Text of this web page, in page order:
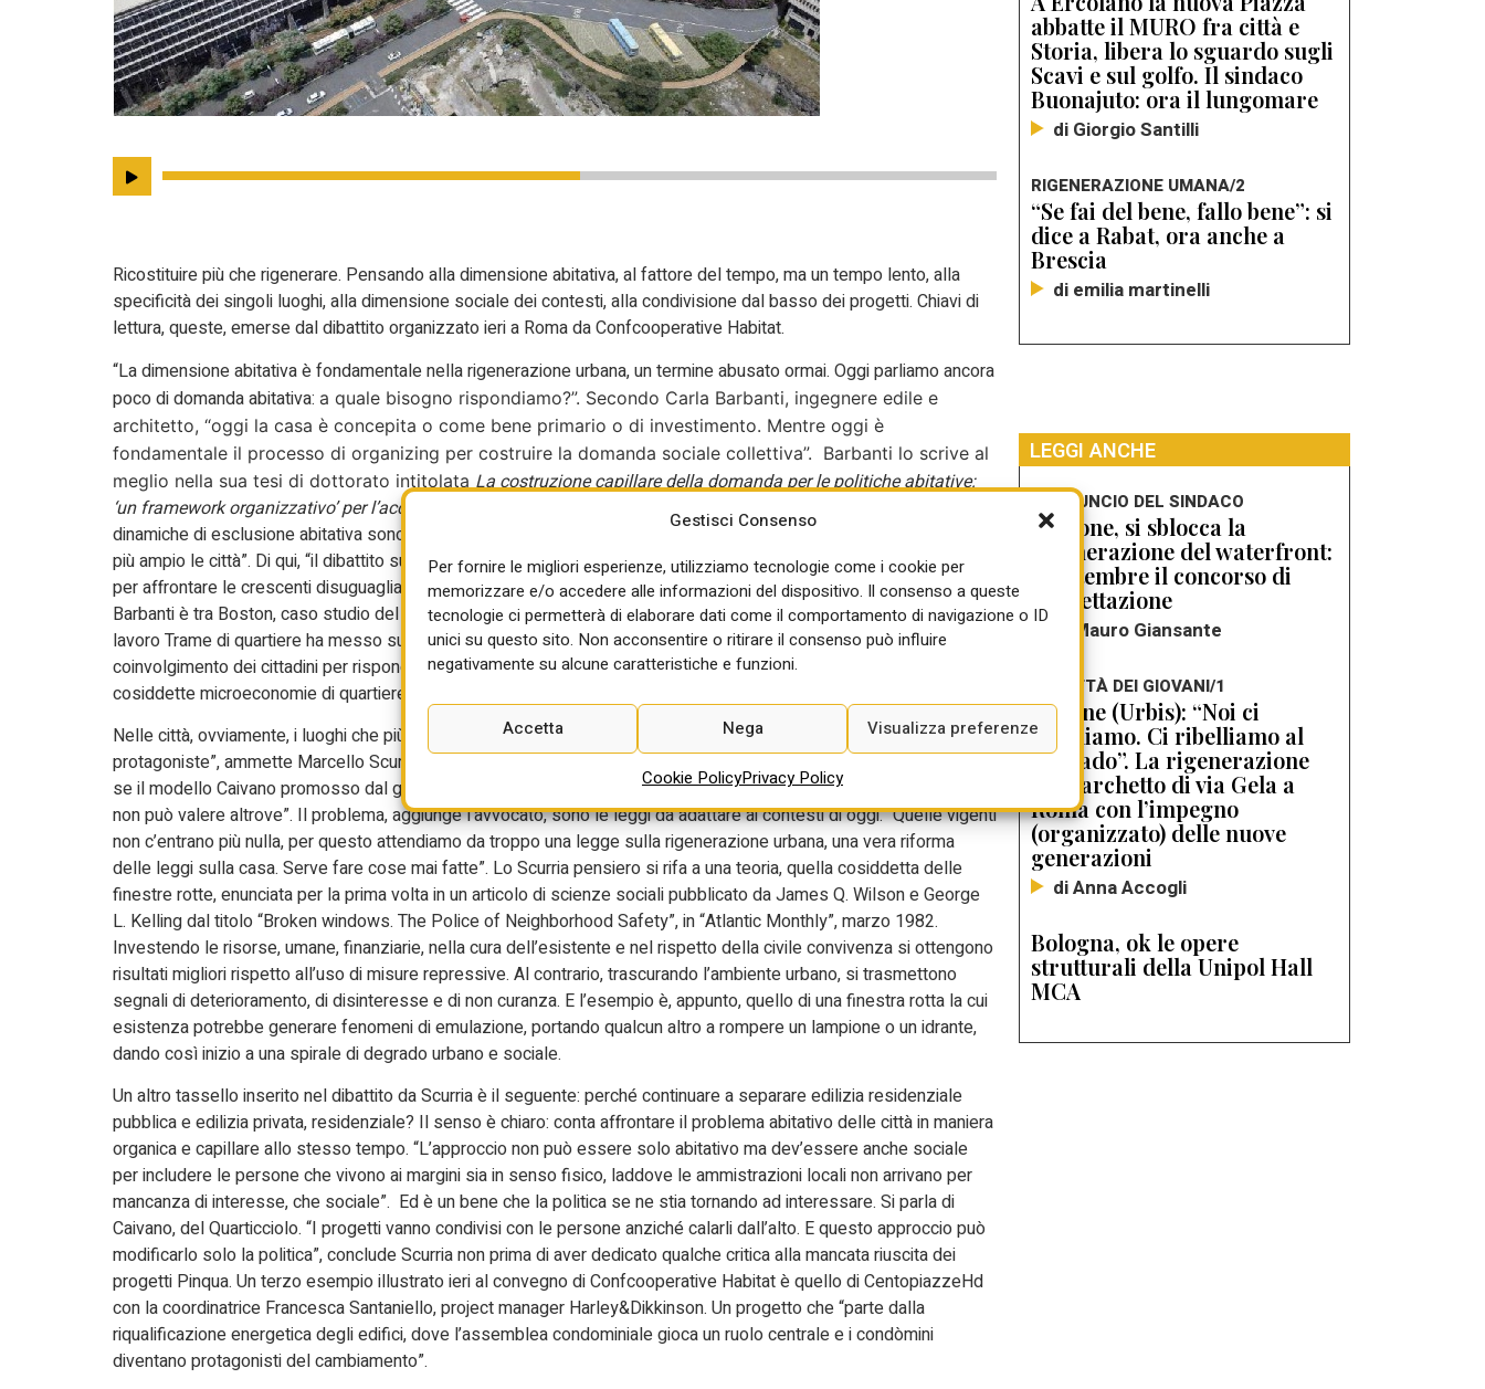
Gestisci Consenso
Per fornire le migliori esperienze, utilizziamo tecnologie come i cookie per
memorizzare e/o accedere alle informazioni del dispositivo. Il consenso a queste
tecnologie ci permetterà di elaborare dati come il comportamento di navigazione o ID
unici su questo sito. Non acconsentire o ritirare il consenso può influire
negativamente su alcune caratteristiche e funzioni.
Accetta Nega Visualizza preferenze
Cookie PolicyPrivacy Policy
Ricostituire più che rigenerare. Pensando alla dimensione abitativa, al fattore del tempo, ma un tempo lento, alla
specificità dei singoli luoghi, alla dimensione sociale dei contesti, alla condivisione dal basso dei progetti. Chiavi di
lettura, queste, emerse dal dibattito organizzato ieri a Roma da Confcooperative Habitat.
“La dimensione abitativa è fondamentale nella rigenerazione urbana, un termine abusato ormai. Oggi parliamo ancora
poco di domanda abitativa: a quale bisogno rispondiamo?”. Secondo Carla Barbanti, ingegnere edile e
architetto, “oggi la casa è concepita o come bene primario o di investimento. Mentre oggi è
fondamentale il processo di organizing per costruire la domanda sociale collettiva”. Barbanti lo scrive al
meglio nella sua tesi di dottorato intitolata La costruzione capillare della domanda per le politiche abitative:
‘un framework organizzativo’ per l’accesso alla casa. Il caso-studio della città di Boston – Massachussetts
dinamiche di esclusione abitativa sono strettamente connesse a forme di diseguaglianze che interessano in senso
più ampio le città”. Di qui, “il dibattito sull’abitare considera oggi la questione abitativa come campo d’azione chiave
per affrontare le crescenti disuguaglianze socioeconomiche e spaziali contemporanee”. Il parallelismo che fa
Barbanti è tra Boston, caso studio del suo lavoro di dottoranda, e il quartiere di San Belillo a Catania. Qui, il gruppo di
lavoro Trame di quartiere ha messo su una cooperativa di comunità dove la riattivazione degli spazi porta con sé il
coinvolgimento dei cittadini per rispondere ai loro bisogni, promuovendo non solo servizi abitativi ma anche le
cosiddette microeconomie di quartiere. “Di qui ne va della vivibilità dei luoghi”, dice Barbanti.
Nelle città, ovviamente, i luoghi che più necessitano un percorso di risollevamento sono le periferie. “Finalmente
protagoniste”, ammette Marcello Scurria, ex sub-commissario per l’emergenza risanamento a Messina. “Vedremo
se il modello Caivano promosso dal governo sarà esportabile ma credo piuttosto che quello che vale a Messina
non può valere altrove”. Il problema, aggiunge l’avvocato, sono le leggi da adattare ai contesti di oggi. “Quelle vigenti
non c’entrano più nulla, per questo attendiamo da troppo una legge sulla rigenerazione urbana, una vera riforma
delle leggi sulla casa. Serve fare cose mai fatte”. Lo Scurria pensiero si rifa a una teoria, quella cosiddetta delle
finestre rotte, enunciata per la prima volta in un articolo di scienze sociali pubblicato da James Q. Wilson e George
L. Kelling dal titolo “Broken windows. The Police of Neighborhood Safety”, in “Atlantic Monthly”, marzo 1982.
Investendo le risorse, umane, finanziarie, nella cura dell’esistente e nel rispetto della civile convivenza si ottengono
risultati migliori rispetto all’uso di misure repressive. Al contrario, trascurando l’ambiente urbano, si trasmettono
segnali di deterioramento, di disinteresse e di non curanza. E l’esempio è, appunto, quello di una finestra rotta la cui
esistenza potrebbe generare fenomeni di emulazione, portando qualcun altro a rompere un lampione o un idrante,
dando così inizio a una spirale di degrado urbano e sociale.
Un altro tassello inserito nel dibattito da Scurria è il seguente: perché continuare a separare edilizia residenziale
pubblica e edilizia privata, residenziale? Il senso è chiaro: conta affrontare il problema abitativo delle città in maniera
organica e capillare allo stesso tempo. “L’approccio non può essere solo abitativo ma dev’essere anche sociale
per includere le persone che vivono ai margini sia in senso fisico, laddove le ammistrazioni locali non arrivano per
mancanza di interesse, che sociale”. Ed è un bene che la politica se ne stia tornando ad interessare. Si parla di
Caivano, del Quarticciolo. “I progetti vanno condivisi con le persone anziché calarli dall’alto. E questo approccio può
modificarlo solo la politica”, conclude Scurria non prima di aver dedicato qualche critica alla mancata riuscita dei
progetti Pinqua. Un terzo esempio illustrato ieri al convegno di Confcooperative Habitat è quello di CentopiazzeHd
con la coordinatrice Francesca Santaniello, project manager Harley&Dikkinson. Un progetto che “parte dalla
riqualificazione energetica degli edifici, dove l’assemblea condominiale gioca un ruolo centrale e i condòmini
diventano protagonisti del cambiamento”.
abbatte il MURO fra città e
Storia, libera lo sguardo sugli
Scavi e sul golfo. Il sindaco
Buonajuto: ora il lungomare
di Giorgio Santilli
RIGENERAZIONE UMANA/2
“Se fai del bene, fallo bene”: si
dice a Rabat, ora anche a
Brescia
di emilia martinelli
LEGGI ANCHE
L'ANNUNCIO DEL SINDACO
Crotone, si sblocca la
rigenerazione del waterfront:
a settembre il concorso di
progettazione
di Mauro Giansante
LA CITTÀ DEI GIOVANI/1
Simone (Urbis): “Noi ci
ribelliamo. Ci ribelliamo al
degrado”. La rigenerazione
del parchetto di via Gela a
Roma con l’impegno
(organizzato) delle nuove
generazioni
di Anna Accogli
Bologna, ok le opere
strutturali della Unipol Hall
MCA